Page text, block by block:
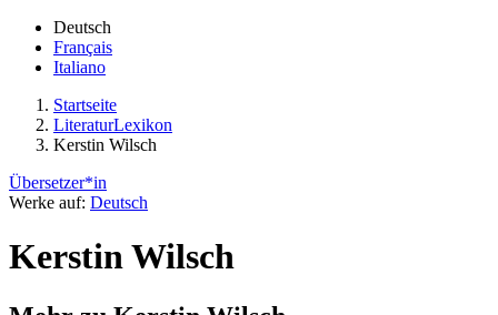
Deutsch
Français
Italiano
Startseite
LiteraturLexikon
Kerstin Wilsch
Übersetzer*in
Werke auf: Deutsch
Kerstin Wilsch